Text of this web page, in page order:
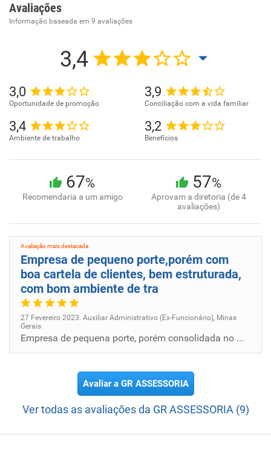
financeiramente e juridicamente nossos clientes com
revisões contratuais transformando os desastres em
Avaliações
Informação baseada em 9 avaliações
3,4
3,0
Oportunidade de promoção
3,9
Conciliação com a vida familiar
3,4
Ambiente de trabalho
3,2
Benefícios
67%
Recomendaria a um amigo
57%
Aprovam a diretoria (de 4
avaliações)
Avaliação mais destacada
Empresa de pequeno porte,porém com
boa cartela de clientes, bem estruturada,
com bom ambiente de tra
27 Fevereiro 2023. Auxiliar Administrativo (Ex-Funcionário), Minas
Gerais
Empresa de pequena porte, porém consolidada no mercado.
Avaliar a GR ASSESSORIA
Ver todas as avaliações da GR ASSESSORIA (9)